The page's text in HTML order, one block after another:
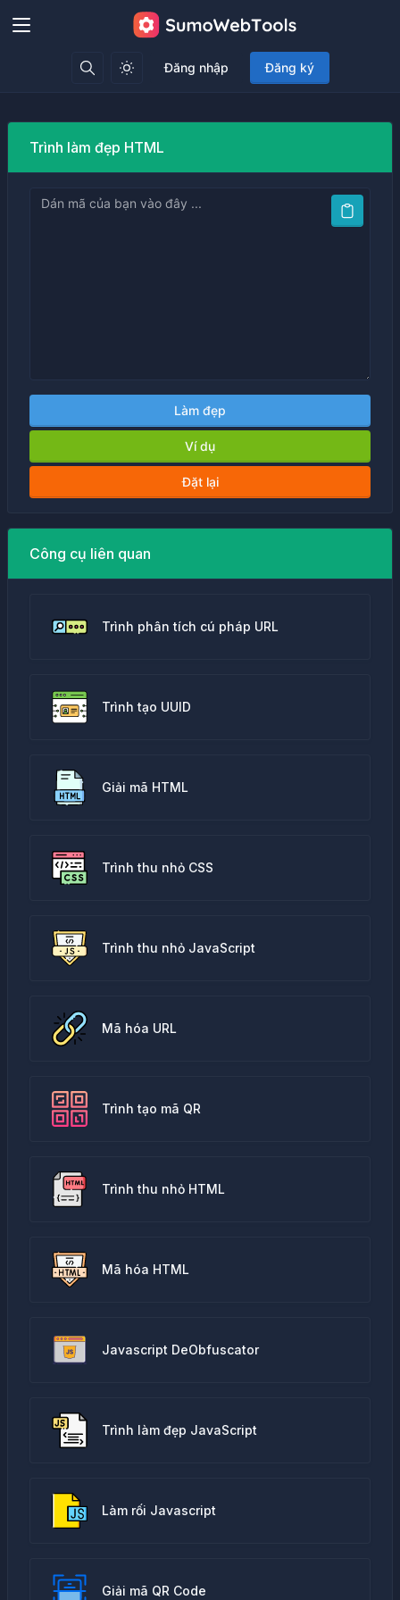
Đăng nhập Đăng ký
Trình làm đẹp HTML
Làm đẹp
Ví dụ
Đặt lại
Công cụ liên quan
Trình phân tích cú pháp URL
Trình tạo UUID
Giải mã HTML
Trình thu nhỏ CSS
Trình thu nhỏ JavaScript
Mã hóa URL
Trình tạo mã QR
Trình thu nhỏ HTML
Mã hóa HTML
Javascript DeObfuscator
Trình làm đẹp JavaScript
Làm rối Javascript
Giải mã QR Code